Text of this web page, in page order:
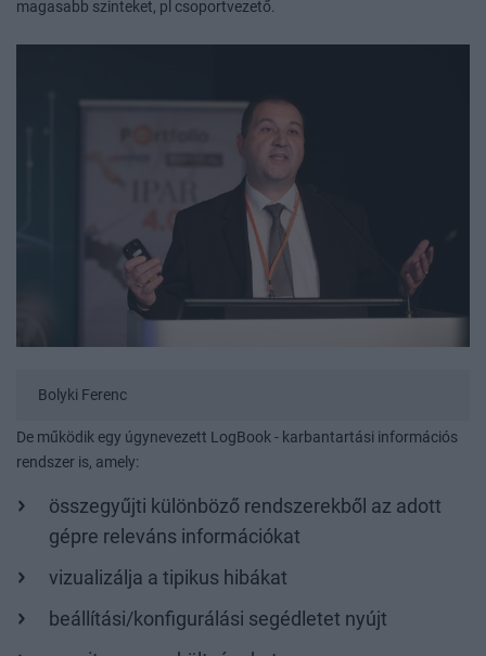
magasabb szinteket, pl csoportvezető.
Bolyki Ferenc
De működik egy úgynevezett LogBook - karbantartási információs
rendszer is, amely:
összegyűjti különböző rendszerekből az adott
gépre releváns információkat
vizualizálja a tipikus hibákat
beállítási/konfigurálási segédletet nyújt